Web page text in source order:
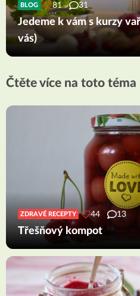
BLOG 81 31
Jedeme k vám s kurzy
vás)
Čtěte více na toto téma
ZDRAVÉ RECEPTY 44 13
Třešňový kompot